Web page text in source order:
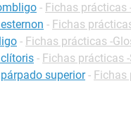
- Fichas prácticas
- Fichas
- Fichas prácticas -
- Fichas prácticas
superior - Fichas